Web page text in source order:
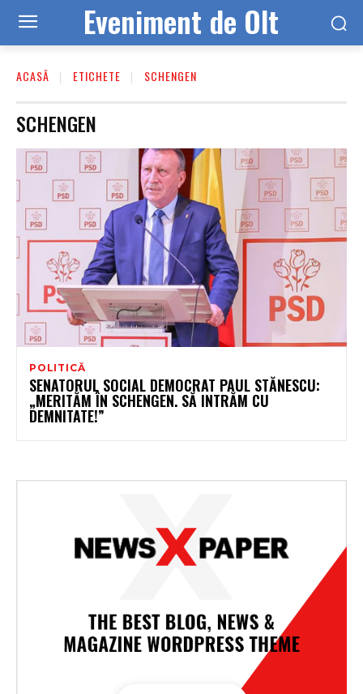
Eveniment de Olt
ACASĂ ETICHETE SCHENGEN
SCHENGEN
POLITICĂ
SENATORUL SOCIAL DEMOCRAT PAUL STĂNESCU:
„MERITĂM ÎN SCHENGEN. SĂ INTRĂM CU
DEMNITATE!”